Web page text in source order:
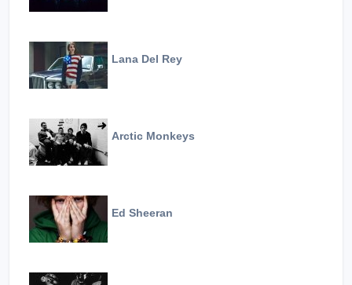
Lana Del Rey
Arctic Monkeys
Ed Sheeran